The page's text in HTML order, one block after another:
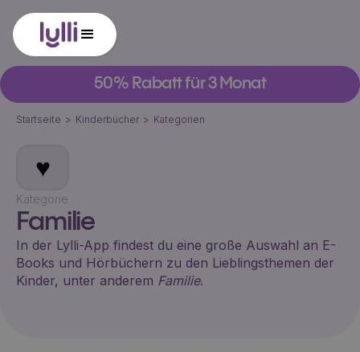
50% Rabatt für 3 Monat
Startseite > Kinderbücher > Kategorien
♥️
Kategorie
Familie
In der Lylli-App findest du eine große Auswahl an E-
Books und Hörbüchern zu den Lieblingsthemen der
Kinder, unter anderem Familie.